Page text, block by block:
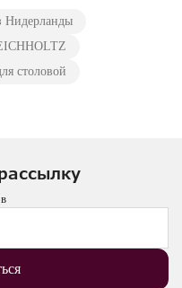
Нидерланды
столовой